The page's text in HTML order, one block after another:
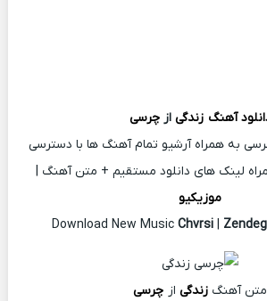
آهنگ زندگی ازچرسی
به همراه آرشیو تمام آهنگ ها با دسترسی
لینک های دانلود مستقیم + متن آهنگ |
موزیکیو
Download New Music Chvrsi|
متن آهنگ زندگی از چرسی